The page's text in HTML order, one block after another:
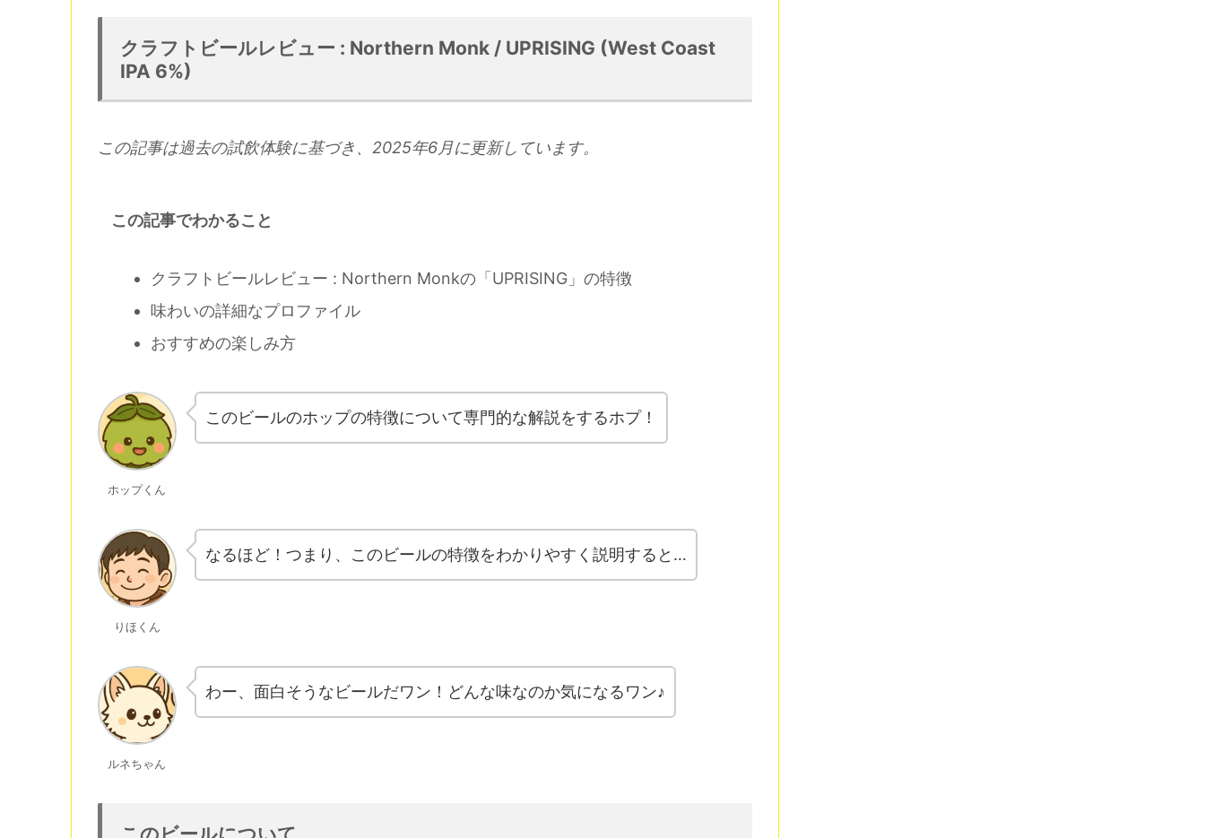
クラフトビールレビュー : Northern Monk / UPRISING (West Coast
IPA 6%)
この記事は過去の試飲体験に基づき、2025年6月に更新しています。
この記事でわかること
クラフトビールレビュー : Northern Monkの「UPRISING」の特徴
味わいの詳細なプロファイル
おすすめの楽しみ方
ホップくん
このビールのホップの特徴について専門的な解説をするホプ！
りほくん
なるほど！つまり、このビールの特徴をわかりやすく説明すると…
ルネちゃん
わー、面白そうなビールだワン！どんな味なのか気になるワン♪